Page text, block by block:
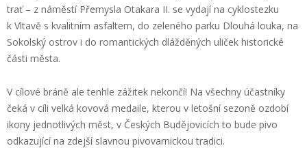
trať – z náměstí Přemysla Otakara II. se vydajína cyklostezku
k Vltavě s kvalitním asfaltem, do zeleného parku Dlouhá louka, na
Sokolský ostrov i do romantických dlážděných uliček historické
části města.
V cílové bráně ale tenhle zážitek nekončí! Na všechny účastníky
čeká v cíli velká kovová medaile, kterou v letošní sezoně ozdobí
ikony jednotlivých měst, v Českých Budějovicíchto bude pivo
odkazující na zdejší slavnou pivovarnickou tradici.